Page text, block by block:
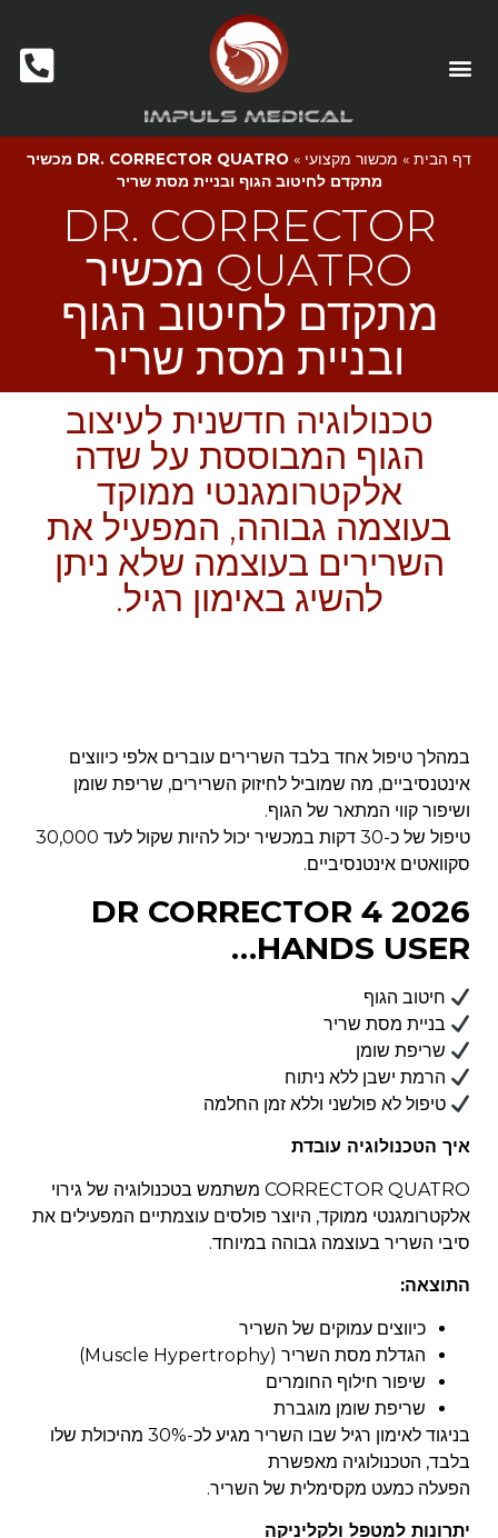
דף הבית » מכשור מקצועי »
DR. CORRECTOR QUATRO מכשיר
מתקדם לחיטוב הגוף ובניית מסת שריר
DR. CORRECTOR
QUATRO מכשיר
מתקדם לחיטוב הגוף
ובניית מסת שריר
טכנולוגיה חדשנית לעיצוב
הגוף המבוססת על שדה
אלקטרומגנטי ממוקד
בעוצמה גבוהה, המפעיל את
השרירים בעוצמה שלא ניתן
להשיג באימון רגיל.
במהלך טיפול אחד בלבד השרירים עוברים אלפי כיווצים
אינטנסיביים, מה שמוביל לחיזוק השרירים, שריפת שומן
ושיפור קווי המתאר של הגוף.
טיפול של כ-30 דקות במכשיר יכול להיות שקול לעד
30,000
סקוואטים אינטנסיביים.
DR CORRECTOR 4 2026
HANDS USER…
חיטוב הגוף
בניית מסת שריר
שריפת שומן
הרמת ישבן ללא ניתוח
טיפול לא פולשני וללא זמן החלמה
איך הטכנולוגיה עובדת
CORRECTOR QUATRO משתמש בטכנולוגיה של
גירוי
אלקטרומגנטי ממוקד, היוצר פולסים עוצמתיים המפעילים את
סיבי השריר בעוצמה גבוהה במיוחד.
התוצאה:
כיווצים עמוקים של השריר
הגדלת מסת השריר (Muscle Hypertrophy)
שיפור חילוף החומרים
שריפת שומן מוגברת
בניגוד לאימון רגיל שבו השריר מגיע לכ-30% מהיכולת שלו
בלבד, הטכנולוגיה מאפשרת
הפעלה כמעט מקסימלית של השריר.
יתרונות למטפל ולקליניקה